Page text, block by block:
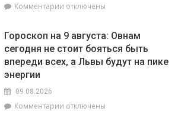
–
полыннолистной
Комментарии к
на
века:
как
облик
отключены
Гороскоп на 9 августа: Овнам
сегодня не стоит бояться быть
впереди всех, а Львы будут на пике
энергии
09.08.2026
Комментарии котключены